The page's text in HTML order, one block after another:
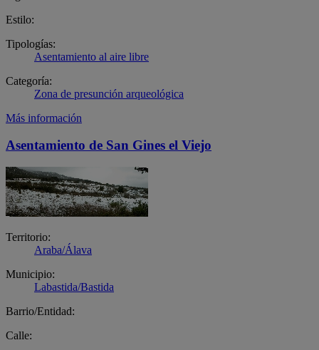
Estilo:
Tipologías:
Asentamiento al aire libre
Categoría:
Zona de presunción arqueológica
Más información
Asentamiento de San Gines el Viejo
Territorio:
Araba/Álava
Municipio:
Labastida/Bastida
Barrio/Entidad:
Calle: